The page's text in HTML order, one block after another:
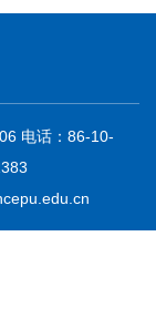
电话：86-10-